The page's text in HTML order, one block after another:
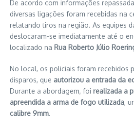
De acordo com informações
diversas ligações foram recebidas na
relatando tiros na região. As equipes
deslocaram-se imediatamente até o
localizado na Rua Roberto Júlio
No local, os policiais foram recebidos
disparos, que autorizou a entrada da
Durante a abordagem, foi realizada a
apreendida a arma de fogo utilizada,
calibre 9mm.